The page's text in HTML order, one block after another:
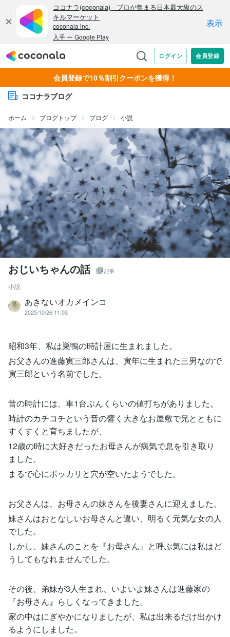
会員登録で10％割引クーポンを獲得！
ココナラブログ
ホーム ブログトップ ブログ 小説
おじいちゃんの話 記事
小説
あきないオカメインコ
2025/10/26 11:03
昭和3年、私は巣鴨の時計屋に生まれました。
お父さんの進藤寅三郎さんは、寅年に生まれた三男なので
寅三郎という名前でした。
昔の時計には、車1台ぶんくらいの値打ちがありました。
時計のカチコチという音の響く大きなお屋敷で兄とともに
すくすくと育ちましたが、
12歳の時に大好きだったお母さんが病気で息を引き取り
ました。
まるで心にポッカリと穴が空いたようでした。
お父さんは、お母さんの妹さんを後妻さんに迎えました。
妹さんはおとなしいお母さんと違い、明るく元気な女の人
でした。
しかし、妹さんのことを『お母さん』と呼ぶ気には私はど
うしてもなれませんでした。
その後、弟妹が3人生まれ、いよいよ妹さんは進藤家の
『お母さん』らしくなってきました。
家の中はにぎやかになりましたが、私は出来るだけ出かけ
るようにしました。